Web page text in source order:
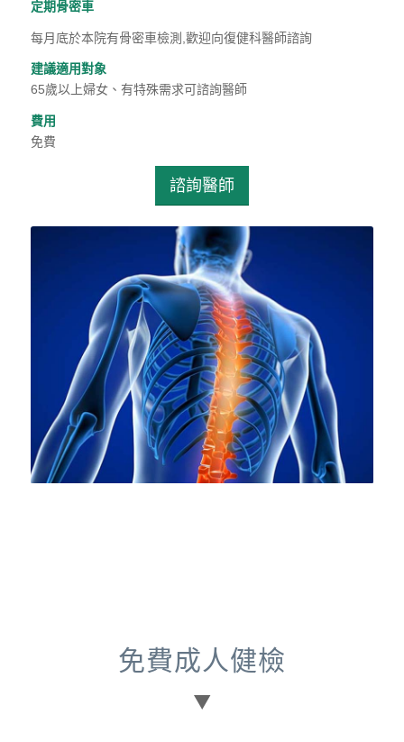
定期骨密車
每月底於本院有骨密車檢測,歡迎向復健科醫師諮詢
建議適用對象
65歲以上婦女、有特殊需求可諮詢醫師
費用
免費
諮詢醫師
免費成人健檢